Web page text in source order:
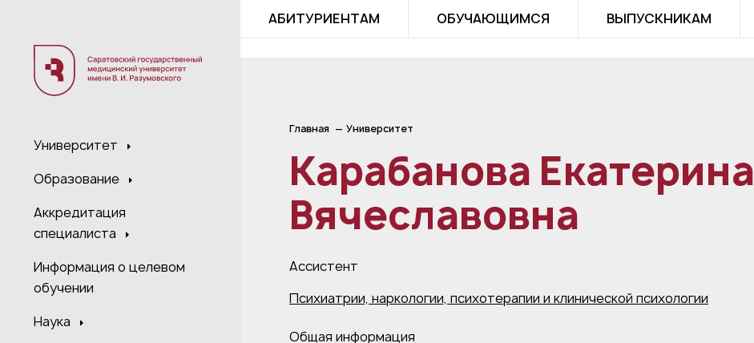
Университет
Образование
Аккредитация
специалиста
Информация о целевом
обучении
Наука
АБИТУРИЕНТАМ ОБУЧАЮЩИМСЯ ВЫПУСКНИКАМ
Главная Университет
Карабанова Екатерина
Вячеславовна
Ассистент
Психиатрии, наркологии, психотерапии и клинической психологии
Общая информация